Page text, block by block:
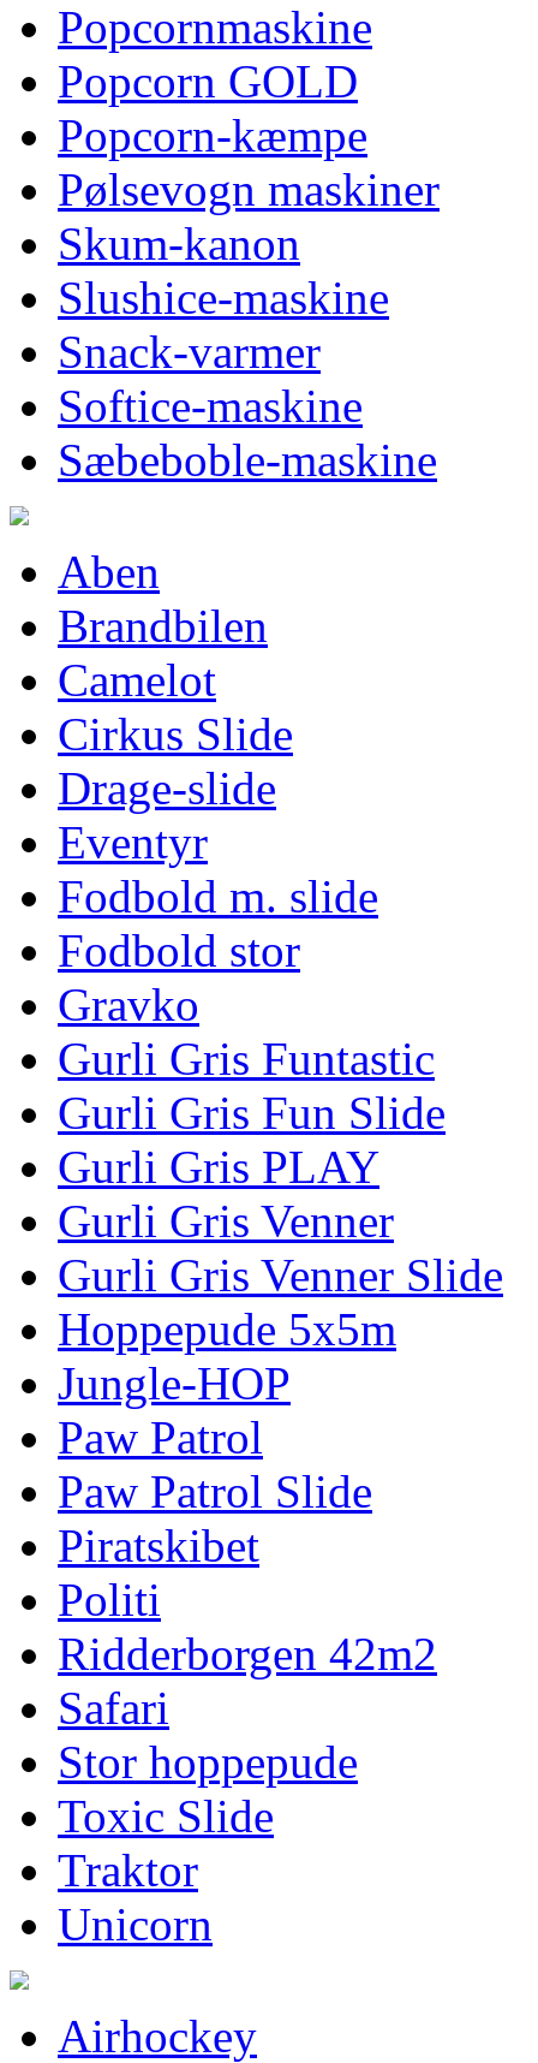
Popcornmaskine
Popcorn GOLD
Popcorn-kæmpe
Pølsevogn maskiner
Skum-kanon
Slushice-maskine
Snack-varmer
Softice-maskine
Sæbeboble-maskine
Aben
Brandbilen
Camelot
Cirkus Slide
Drage-slide
Eventyr
Fodbold m. slide
Fodbold stor
Gravko
Gurli Gris Funtastic
Gurli Gris Fun Slide
Gurli Gris PLAY
Gurli Gris Venner
Gurli Gris Venner Slide
Hoppepude 5x5m
Jungle-HOP
Paw Patrol
Paw Patrol Slide
Piratskibet
Politi
Ridderborgen 42m2
Safari
Stor hoppepude
Toxic Slide
Traktor
Unicorn
Airhockey